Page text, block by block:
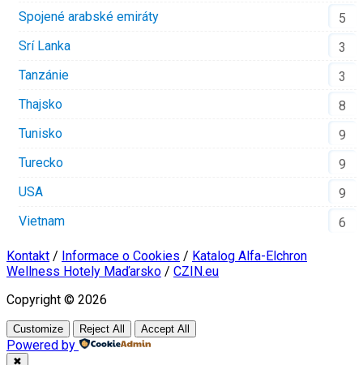
Spojené arabské emiráty
5
Srí Lanka
3
Tanzánie
3
Thajsko
8
Tunisko
9
Turecko
9
USA
9
Vietnam
6
Kontakt / Informace o Cookies / Katalog Alfa-Elchron
Wellness Hotely Maďarsko / CZIN.eu
Copyright © 2026
Customize Reject All Accept All
Powered by
✖